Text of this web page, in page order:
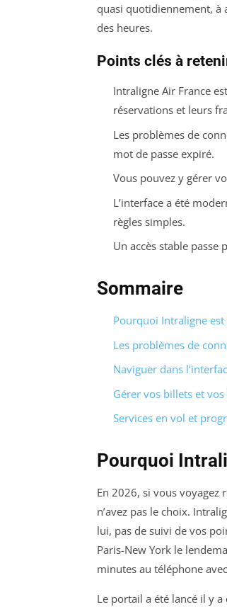
quasi quotidiennement, à
des heures.
Points clés à
Intraligne Air France
réservations et leurs
Les problèmes de
mot de passe expiré.
Vous pouvez y gérer
L’interface a été
règles simples.
Un accès stable passe
Sommaire
Pourquoi Intraligne
Les problèmes de
Naviguer dans
Gérer vos billets et
Services en vol et
Pourquoi
En 2026, si vous voyagez
n’avez pas le choix.
lui, pas de suivi de vos
Paris-New York le
minutes au téléphone
Le portail a été lancé il y